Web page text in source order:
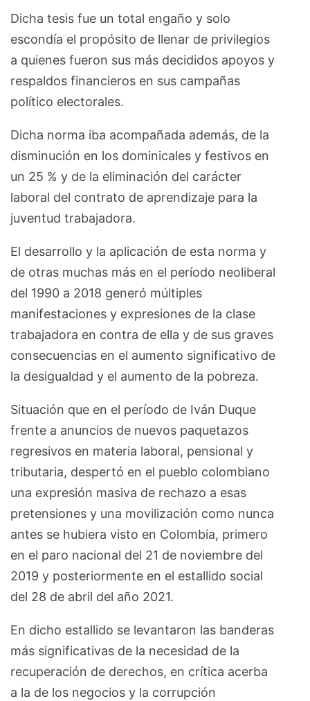
Dicha tesis fue un total engaño y solo
escondía el propósito de llenar de privilegios
a quienes fueron sus más decididos apoyos y
respaldos financieros en sus campañas
político electorales.
Dicha norma iba acompañada además, de la
disminución en los dominicales y festivos en
un 25 % y de la eliminación del carácter
laboral del contrato de aprendizaje para la
juventud trabajadora.
El desarrollo y la aplicación de esta norma y
de otras muchas más en el período neoliberal
del 1990 a 2018 generó múltiples
manifestaciones y expresiones de la clase
trabajadora en contra de ella y de sus graves
consecuencias en el aumento significativo de
la desigualdad y el aumento de la pobreza.
Situación que en el período de Iván Duque
frente a anuncios de nuevos paquetazos
regresivos en materia laboral, pensional y
tributaria, despertó en el pueblo colombiano
una expresión masiva de rechazo a esas
pretensiones y una movilización como nunca
antes se hubiera visto en Colombia, primero
en el paro nacional del 21 de noviembre del
2019 y posteriormente en el estallido social
del 28 de abril del año 2021.
En dicho estallido se levantaron las banderas
más significativas de la necesidad de la
recuperación de derechos, en crítica acerba
a la de los negocios y la corrupción